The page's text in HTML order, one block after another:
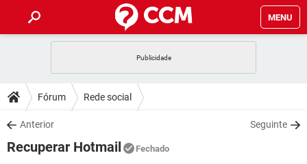
MENU
CELULAR
OUTLOOK
INSTAGRAM GMAIL
DICAS
JOGOS
DOWNLOADS
JOGOS WHATSAPP
FÓRUM
Fórum Rede social
Anterior Seguinte
Recuperar Hotmail Fechado